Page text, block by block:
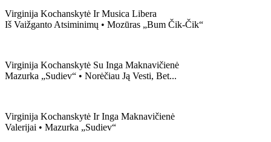
Virginija Kochanskytė Ir Musica Libera
Iš Vaižganto Atsiminimų • Mozūras „bum Čik-Čik“
Virginija Kochanskytė Su Inga Maknavičienė
Mazurka „sudiev“ • Norėčiau Ją Vesti, Bet...
Virginija Kochanskytė Ir Inga Maknavičienė
Valerijai • Mazurka „sudiev“